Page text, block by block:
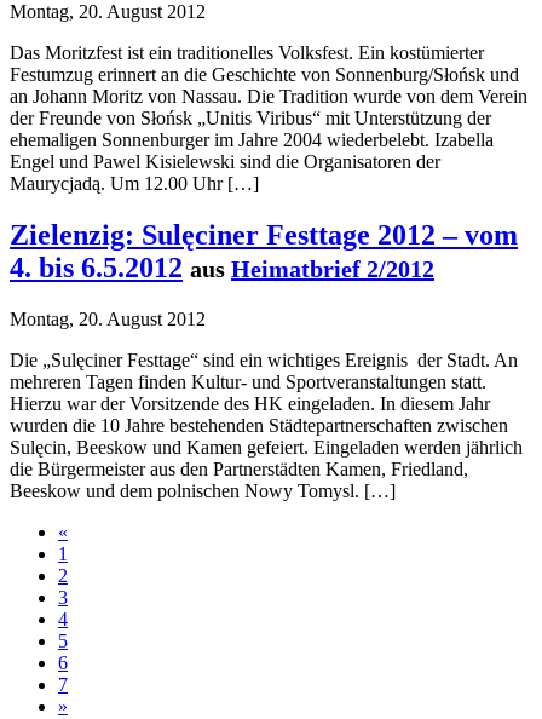
Montag, 20. August 2012
Das Moritzfest ist ein traditionelles Volksfest. Ein kostümierter
Festumzug erinnert an die Geschichte von Sonnenburg/Słońsk und
an Johann Moritz von Nassau. Die Tradition wurde von dem Verein
der Freunde von Słońsk „Unitis Viribus“ mit Unterstützung der
ehemaligen Sonnenburger im Jahre 2004 wiederbelebt. Izabella
Engel und Pawel Kisielewski sind die Organisatoren der
Maurycjadą. Um 12.00 Uhr […]
Zielenzig: Sulęciner Festtage 2012 – vom
4. bis 6.5.2012 aus Heimatbrief 2/2012
Montag, 20. August 2012
Die „Sulęciner Festtage“ sind ein wichtiges Ereignis der Stadt. An
mehreren Tagen finden Kultur- und Sportveranstaltungen statt.
Hierzu war der Vorsitzende des HK eingeladen. In diesem Jahr
wurden die 10 Jahre bestehenden Städtepartnerschaften zwischen
Sulęcin, Beeskow und Kamen gefeiert. Eingeladen werden jährlich
die Bürgermeister aus den Partnerstädten Kamen, Friedland,
Beeskow und dem polnischen Nowy Tomysl. […]
«
1
2
3
4
5
6
7
»